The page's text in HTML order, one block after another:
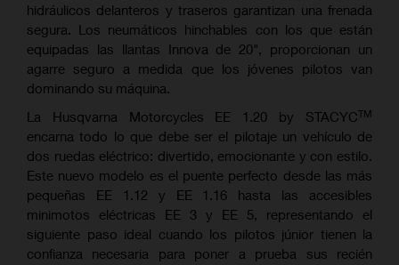
hidráulicos delanteros y traseros garantizan una frenada
segura. Los neumáticos hinchables con los que están
equipadas las llantas Innova de 20", proporcionan un
agarre seguro a medida que los jóvenes pilotos van
dominando su máquina.
La Husqvarna Motorcycles EE 1.20 by STACYCTM
encarna todo lo que debe ser el pilotaje un vehículo de
dos ruedas eléctrico: divertido, emocionante y con estilo.
Este nuevo modelo es el puente perfecto desde las más
pequeñas EE 1.12 y EE 1.16 hasta las accesibles
minimotos eléctricas EE 3 y EE 5, representando el
siguiente paso ideal cuando los pilotos júnior tienen la
confianza necesaria para poner a prueba sus recién